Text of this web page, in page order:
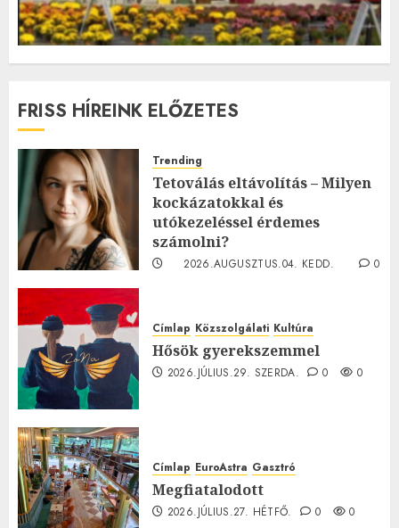
FRISS HÍREINK ELŐZETES
Trending
Tetoválás eltávolítás – Milyen
kockázatokkal és
utókezeléssel érdemes
számolni?
2026.AUGUSZTUS.04. KEDD.
0
Címlap Közszolgálati Kultúra
Hősök gyerekszemmel
2026.JÚLIUS.29. SZERDA. 0 0
Címlap EuroAstra Gasztró
Megfiatalodott
2026.JÚLIUS.27. HÉTFŐ. 0 0